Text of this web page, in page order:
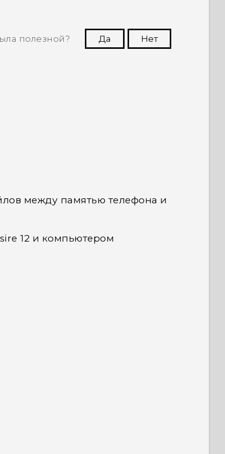
полезной? Да
Нет
между памятью телефона и
12 и компьютером